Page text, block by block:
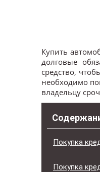
Купить
долговые
средство,
необходимо
владельцу
Покупка
Покупка